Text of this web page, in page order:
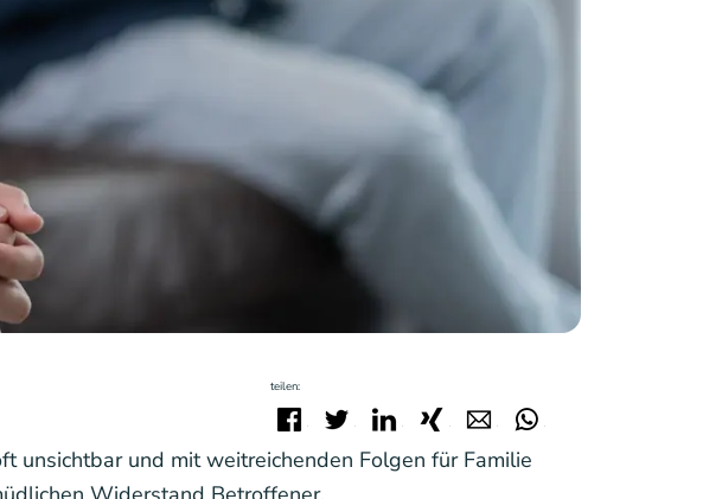
teilen:
FacebookTwitterLinkedIn
Xing E-mail
unsichtbar und mit weitreichenden Folgen für Familie